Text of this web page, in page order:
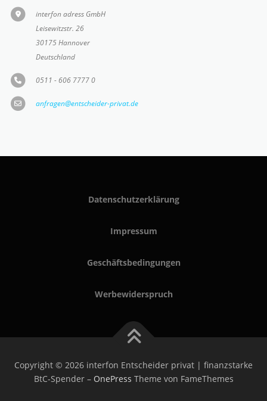
interfon adress GmbH
Leisewitzstr. 26
30175 Hannover
Deutschland
0511 - 606 7777 0
anfragen@entscheider-privat.de
Datenschutzerklärung
Impressum
Geschäftsbedingungen
Werbewiderspruch
Copyright © 2026 interfon Entscheider privat | finanzstarke
BtC-Spender – OnePress Theme von FameThemes